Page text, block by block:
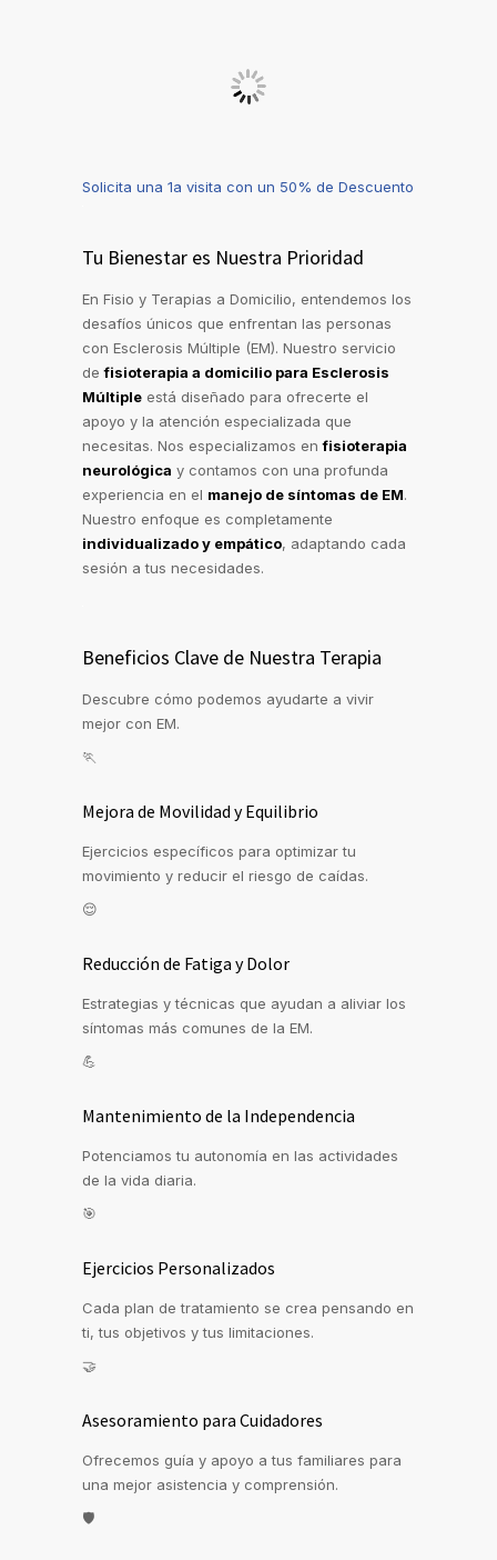
Solicita una 1a visita con un 50% de Descuento
Tu Bienestar es Nuestra Prioridad
En Fisio y Terapias a Domicilio, entendemos los
desafíos únicos que enfrentan las personas
con Esclerosis Múltiple (EM). Nuestro servicio
defisioterapia a domicilio para Esclerosis
Múltiple está diseñado para ofrecerte el
apoyo y la atención especializada que
necesitas. Nos especializamos enfisioterapia
neurológica y contamos con una profunda
experiencia en el manejo de síntomas de EM.
Nuestro enfoque es completamente
individualizado y empático, adaptando cada
sesión a tus necesidades.
Beneficios Clave de Nuestra Terapia
Descubre cómo podemos ayudarte a vivir
mejor con EM.
🏃
Mejora de Movilidad y Equilibrio
Ejercicios específicos para optimizar tu
movimiento y reducir el riesgo de caídas.
😌
Reducción de Fatiga y Dolor
Estrategias y técnicas que ayudan a aliviar los
síntomas más comunes de la EM.
💪
Mantenimiento de la Independencia
Potenciamos tu autonomía en las actividades
de la vida diaria.
🎯
Ejercicios Personalizados
Cada plan de tratamiento se crea pensando en
ti, tus objetivos y tus limitaciones.
🤝
Asesoramiento para Cuidadores
Ofrecemos guía y apoyo a tus familiares para
una mejor asistencia y comprensión.
🛡️